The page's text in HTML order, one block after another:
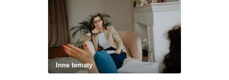
Inne tematy